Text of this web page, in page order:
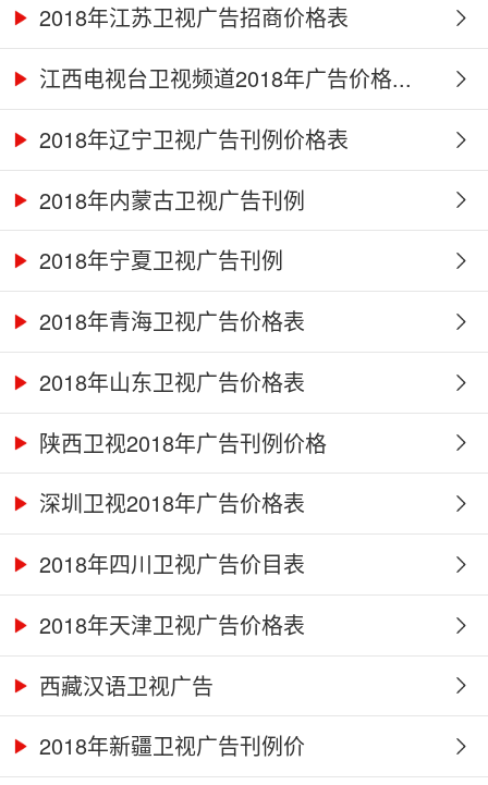
2018年江苏卫视广告招商价格表
江西电视台卫视频道2018年广告价格...
2018年辽宁卫视广告刊例价格表
2018年内蒙古卫视广告刊例
2018年宁夏卫视广告刊例
2018年青海卫视广告价格表
2018年山东卫视广告价格表
陕西卫视2018年广告刊例价格
深圳卫视2018年广告价格表
2018年四川卫视广告价目表
2018年天津卫视广告价格表
西藏汉语卫视广告
2018年新疆卫视广告刊例价